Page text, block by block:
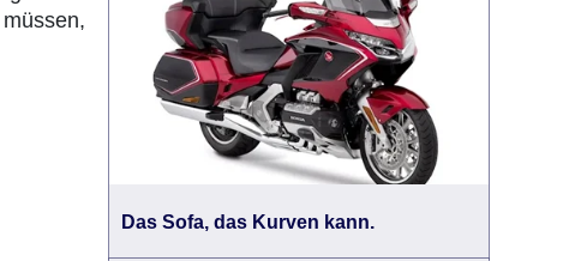
Das Sofa, das Kurven kann.